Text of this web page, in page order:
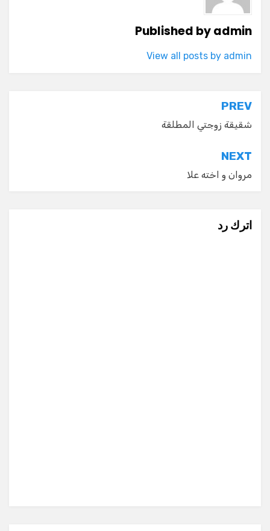
Published byadmin
View all posts by admin
تصفّح
المقالات
PREV
شقيقة زوجتي المطلقة
NEXT
مروان و اخته علا
اترك رد